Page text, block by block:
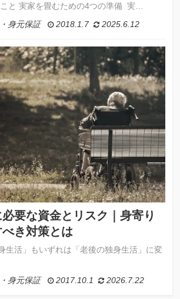
と 実家を畳むための4つの準備 実…
2018.1.7
2025.6.12
身元保証
要な資金とリスク｜身寄り
き対策とは
生活」もいずれは「老後の独身生活」に変
2017.10.1
2026.7.22
身元保証